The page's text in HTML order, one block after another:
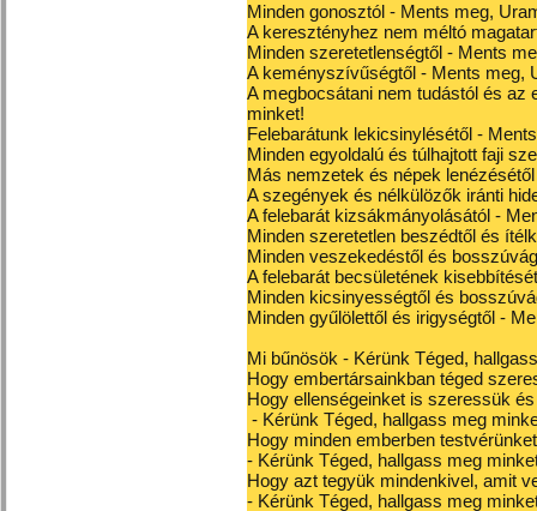
Minden gonosztól - Ments meg,
A keresztényhez nem méltó
Minden szeretetlenségtől - Ments
A keményszívűségtől - Ments meg,
A megbocsátani nem tudástól és az
minket!
Felebarátunk lekicsinylésétől -
Minden egyoldalú és túlhajtott faji
Más nemzetek és népek
A szegények és nélkülözők iránti
A felebarát kizsákmányolásától -
Minden szeretetlen beszédtől és
Minden veszekedéstől és
A felebarát becsületének
Minden kicsinyességtől és
Minden gyűlölettől és irigységtől -
Mi bűnösök - Kérünk Téged,
Hogy embertársainkban téged
Hogy ellenségeinket is szeressük
- Kérünk Téged, hallgass meg
Hogy minden emberben
- Kérünk Téged, hallgass meg
Hogy azt tegyük mindenkivel, amit
- Kérünk Téged, hallgass meg